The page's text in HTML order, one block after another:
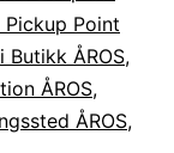
Pickup Point
Butikk ÅROS,
ÅROS,
ÅROS,